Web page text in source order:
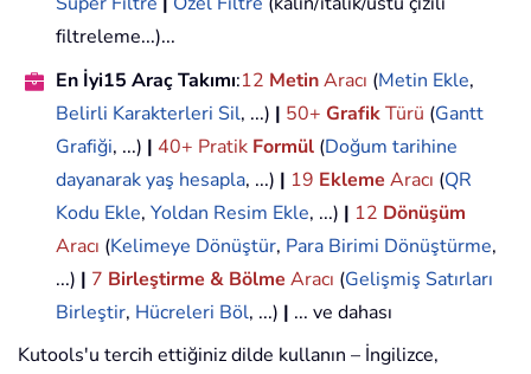
filtreleme...)...
En İyi15 Araç Takımı:12 MetinAracı (Metin Ekle,
Belirli Karakterleri Sil, ...) | 50+ GrafikTürü (Gantt
Grafiği, ...) | 40+ Pratik Formül (Doğum tarihine
dayanarak yaş hesapla, ...) | 19 Ekleme Aracı (QR
Kodu Ekle, Yoldan Resim Ekle, ...) | 12 Dönüşüm
Aracı (Kelimeye Dönüştür, Para Birimi Dönüştürme,
...) | 7 Birleştirme & Bölme Aracı (Gelişmiş Satırları
Birleştir, Hücreleri Böl, ...) | ... ve dahası
Kutools'u tercih ettiğiniz dilde kullanın – İngilizce,